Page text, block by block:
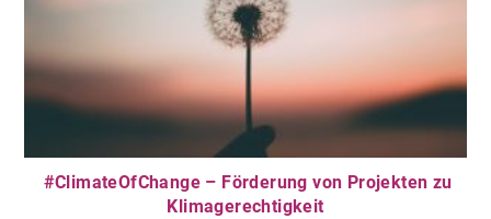
#ClimateOfChange – Förderung von Projekten zu
Klimagerechtigkeit